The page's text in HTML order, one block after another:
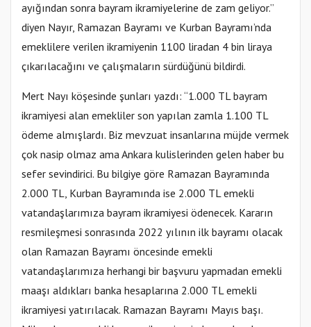
ayığından sonra bayram ikramiyelerine de zam geliyor.”
diyen Nayır, Ramazan Bayramı ve Kurban Bayramı’nda
emeklilere verilen ikramiyenin 1100 liradan 4 bin liraya
çıkarılacağını ve çalışmaların sürdüğünü bildirdi.
Mert Nayı köşesinde şunları yazdı: “1.000 TL bayram
ikramiyesi alan emekliler son yapılan zamla 1.100 TL
ödeme almışlardı. Biz mevzuat insanlarına müjde vermek
çok nasip olmaz ama Ankara kulislerinden gelen haber bu
sefer sevindirici. Bu bilgiye göre Ramazan Bayramında
2.000 TL, Kurban Bayramında ise 2.000 TL emekli
vatandaşlarımıza bayram ikramiyesi ödenecek. Kararın
resmileşmesi sonrasında 2022 yılının ilk bayramı olacak
olan Ramazan Bayramı öncesinde emekli
vatandaşlarımıza herhangi bir başvuru yapmadan emekli
maaşı aldıkları banka hesaplarına 2.000 TL emekli
ikramiyesi yatırılacak. Ramazan Bayramı Mayıs başı.